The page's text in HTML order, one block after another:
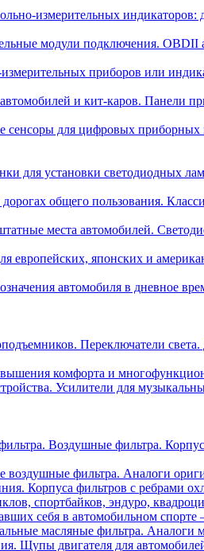
измерительных
модули подключения. OBDII
приборов или
и кит-каров. Панели
для цифровых
для установки светодиодных
общего пользования.
места автомобилей.
японских и
автомобиля в дневное
Переключатели
комфорта и
Усилители для
Воздушные фильтра.
фильтра. Аналоги
Корпуса фильтров с ребрами
спортбайков, эндуро,
себя в автомобильном
масляные фильтра. Аналоги
Щупы двигателя для автомобилей,